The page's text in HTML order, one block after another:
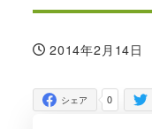
投稿日
2014年2月14日
0
シェア